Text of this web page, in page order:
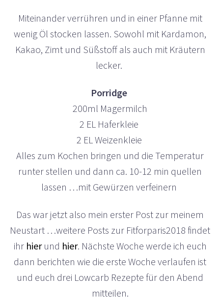
Miteinander verrühren und in einer Pfanne mit
wenig Öl stocken lassen. Sowohl mit Kardamon,
Kakao, Zimt und Süßstoff als auch mit Kräutern
lecker.
Porridge
200ml Magermilch
2 EL Haferkleie
2 EL Weizenkleie
Alles zum Kochen bringen und die Temperatur
runter stellen und dann ca. 10-12 min quellen
lassen …mit Gewürzen verfeinern
Das war jetzt also mein erster Post zur meinem
Neustart …weitere Posts zur Fitforparis2018 findet
ihr hierund hier. Nächste Woche werde ich euch
dann berichten wie die erste Woche verlaufen ist
und euch drei Lowcarb Rezepte für den Abend
mitteilen.